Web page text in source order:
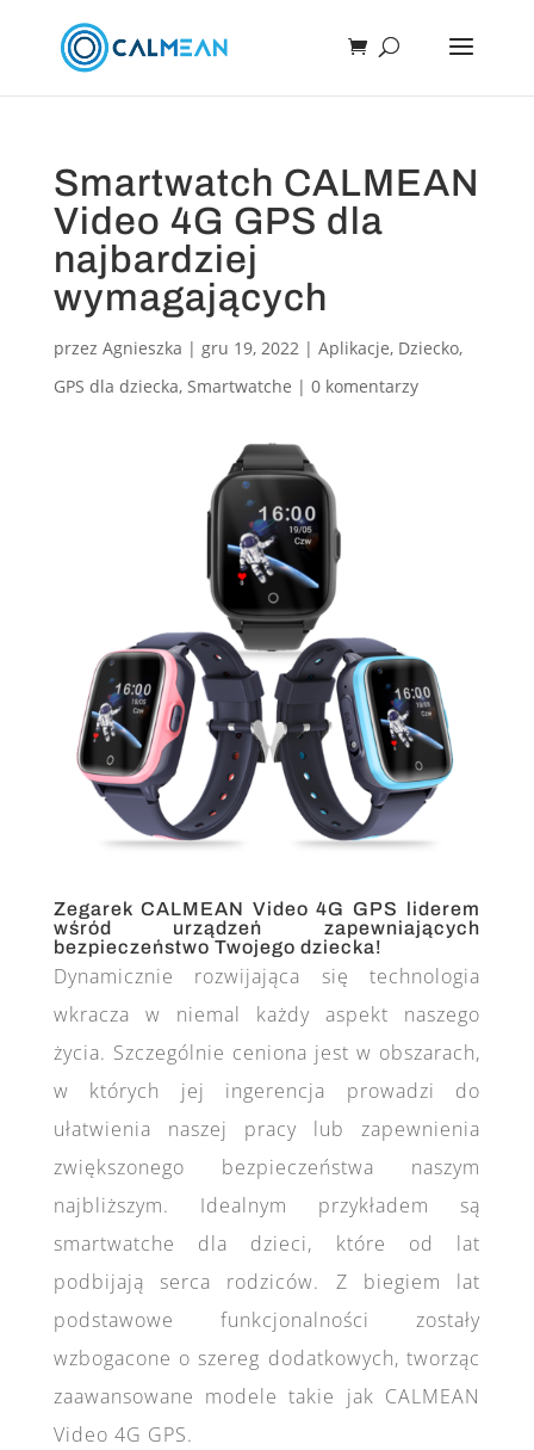
Smartwatch CALMEAN
Video 4G GPS dla
najbardziej
wymagających
przez Agnieszka | gru 19, 2022| Aplikacje, Dziecko,
GPS dla dziecka, Smartwatche | 0 komentarzy
Zegarek CALMEAN Video 4G GPS liderem
wśród urządzeń zapewniających
bezpieczeństwo Twojego dziecka!
Dynamicznie rozwijająca się technologia
wkracza w niemal każdy aspekt naszego
życia. Szczególnie ceniona jest w obszarach,
w których jej ingerencja prowadzi do
ułatwienia naszej pracy lub zapewnienia
zwiększonego bezpieczeństwa naszym
najbliższym. Idealnym przykładem są
smartwatche dla dzieci, które od lat
podbijają serca rodziców. Z biegiem lat
podstawowe funkcjonalności zostały
wzbogacone o szereg dodatkowych, tworząc
zaawansowane modele takie jak CALMEAN
Video 4G GPS.